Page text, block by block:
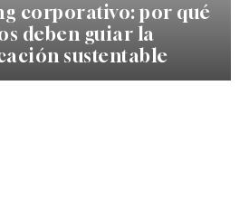
corporativo: por qué
deben guiar la
sustentable